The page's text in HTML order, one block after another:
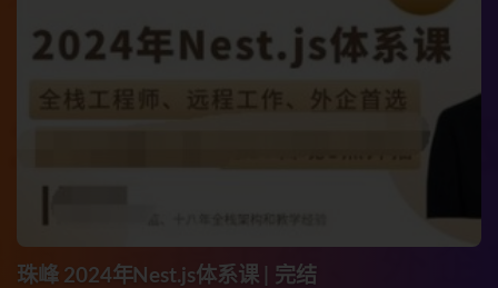
珠峰 2024年Nest.js体系课 | 完结